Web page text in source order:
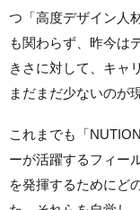
つ「高度デザイン人
も関わらず、昨今は
きさに対して、キャ
まだまだ少ないのが
これまでも「
ーが活躍するフィー
を発揮するためにど